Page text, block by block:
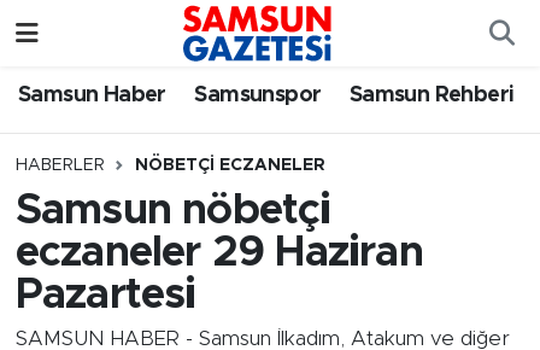
Samsun Haber Samsunspor Samsun Rehberi
HABERLER NÖBETÇI ECZANELER
Samsun nöbetçi
eczaneler 29 Haziran
Pazartesi
SAMSUN HABER - Samsun İlkadım, Atakum ve diğer
Samsun Haber
Samsunspor
Samsun Rehberi
Resmi İlanlar
Samsun Nöbetçi Eczaneler
Samsun Hava Durumu
SAMSUN Namaz Vakitleri
Samsun Trafik Yoğunluk Haritası
Süper Lig Puan Durumu ve Fikstür